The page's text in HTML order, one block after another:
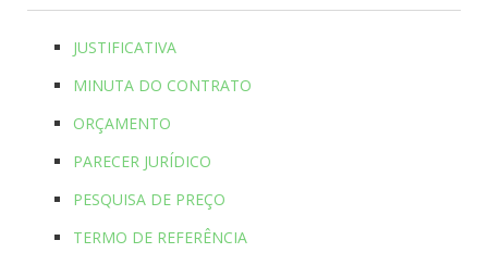
JUSTIFICATIVA
MINUTA DO CONTRATO
ORÇAMENTO
PARECER JURÍDICO
PESQUISA DE PREÇO
TERMO DE REFERÊNCIA